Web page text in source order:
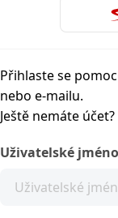
Přihlaste se
nebo e-mailu.
Ještě nemáte
Uživatelské jméno